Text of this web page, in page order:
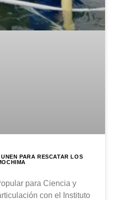
PARA RESCATAR LOS
para Ciencia y
con el Instituto